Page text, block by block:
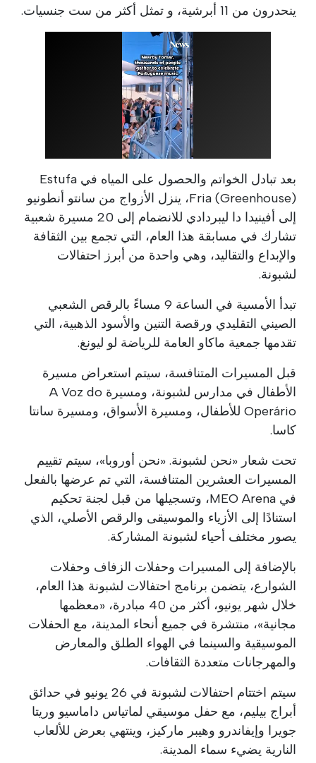
ينحدرون من 11 أبرشية، و تمثل أكثر من ست جنسيات.
بعد تبادل الخواتم والحصول على المياه في Estufa
Fria (Greenhouse)، ينزل الأزواج من سانتو أنطونيو
إلى أفينيدا دا ليبردادي للانضمام إلى 20 مسيرة شعبية
تشارك في مسابقة هذا العام، التي تجمع بين الثقافة
والإبداع والتقاليد، وهي واحدة من أبرز احتفالات
لشبونة.
تبدأ الأمسية في الساعة 9 مساءً بالرقص الشعبي
الصيني التقليدي ورقصة التنين والأسود الذهبية، التي
تقدمها جمعية ماكاو العامة للرياضة لو ليونغ.
قبل المسيرات المتنافسة، سيتم استعراض مسيرة
الأطفال في مدارس لشبونة، ومسيرة A Voz do
Operário للأطفال، ومسيرة الأسواق، ومسيرة سانتا
كاسا.
تحت شعار «نحن لشبونة. «نحن أوروبا»، سيتم تقييم
المسيرات العشرين المتنافسة، التي تم عرضها بالفعل
في MEO Arena، وتسجيلها من قبل لجنة تحكيم
استنادًا إلى الأزياء والموسيقى والرقص الأصلي، الذي
يصور مختلف أحياء لشبونة المشاركة.
بالإضافة إلى المسيرات وحفلات الزفاف وحفلات
الشوارع، يتضمن برنامج احتفالات لشبونة هذا العام،
خلال شهر يونيو، أكثر من 40 مبادرة، «معظمها
مجانية»، منتشرة في جميع أنحاء المدينة، مع الحفلات
الموسيقية والسينما في الهواء الطلق والمعارض
والمهرجانات متعددة الثقافات.
سيتم اختتام احتفالات لشبونة في 26 يونيو في حدائق
أبراج بيليم، مع حفل موسيقي لماتياس داماسيو وريتا
جويرا وإيفاندرو وهيبر ماركيز، وينتهي بعرض للألعاب
النارية يضيء سماء المدينة.